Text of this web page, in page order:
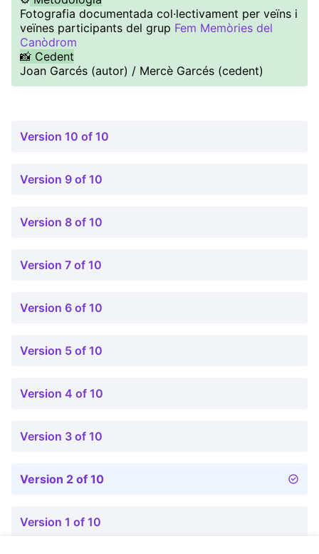
Fotografia documentada col·lectivament per veïns i
veïnes participants del grup Fem Memòries del
Canòdrom
📸 Cedent
Joan Garcés (autor) / Mercè Garcés (cedent)
Version 10 of 10
Version 9 of 10
Version 8 of 10
Version 7 of 10
Version 6 of 10
Version 5 of 10
Version 4 of 10
Version 3 of 10
Version 2 of 10
Version 1 of 10